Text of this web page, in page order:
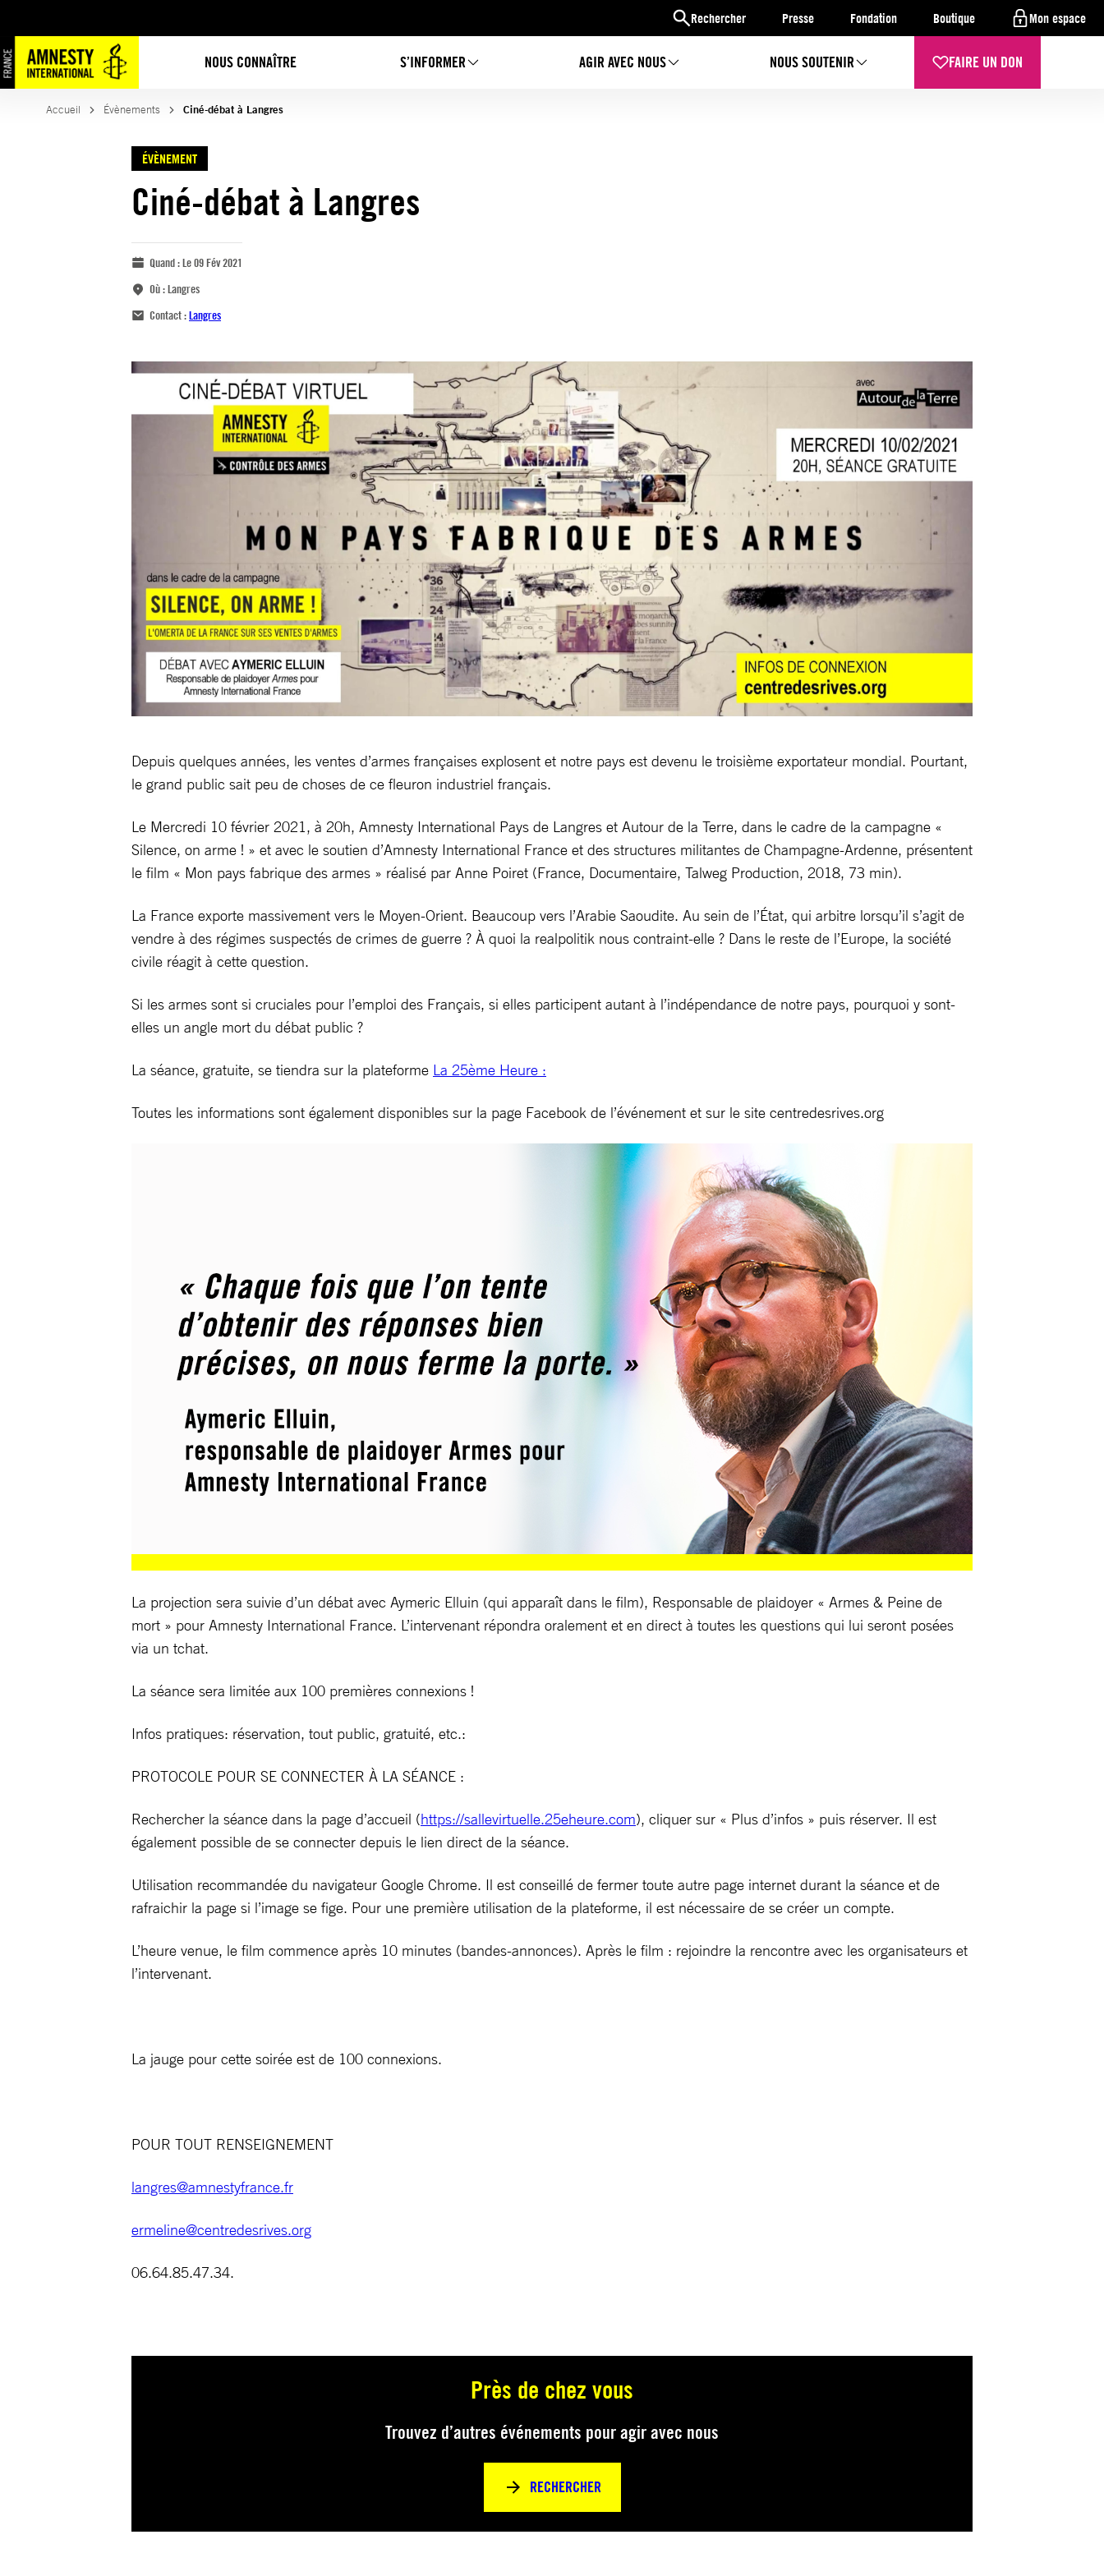
Rechercher Presse Fondation Boutique Mon espace
NOUS CONNAÎTRE S’INFORMER AGIR AVEC NOUS NOUS SOUTENIR FAIRE UN DON
Accueil Évènements Ciné-débat à Langres
ÉVÈNEMENT
Ciné-débat à Langres
Quand :Le 09 Fév 2021
Où :Langres
Contact :Langres
Depuis quelques années, les ventes d’armes françaises explosent et notre pays est devenu le troisième exportateur mondial. Pourtant,
le grand public sait peu de choses de ce fleuron industriel français.
Le Mercredi 10 février 2021, à 20h, Amnesty International Pays de Langres et Autour de la Terre, dans le cadre de la campagne «
Silence, on arme ! » et avec le soutien d’Amnesty International France et des structures militantes de Champagne-Ardenne, présentent
le film « Mon pays fabrique des armes » réalisé par Anne Poiret (France, Documentaire, Talweg Production, 2018, 73 min).
La France exporte massivement vers le Moyen-Orient. Beaucoup vers l’Arabie Saoudite. Au sein de l’État, qui arbitre lorsqu’il s’agit de
vendre à des régimes suspectés de crimes de guerre ? À quoi la realpolitik nous contraint-elle ? Dans le reste de l’Europe, la société
civile réagit à cette question.
Si les armes sont si cruciales pour l’emploi des Français, si elles participent autant à l’indépendance de notre pays, pourquoi y sont-
elles un angle mort du débat public ?
La séance, gratuite, se tiendra sur la plateforme La 25ème Heure :
Toutes les informations sont également disponibles sur la page Facebook de l’événement et sur le site centredesrives.org
La projection sera suivie d’un débat avec Aymeric Elluin (qui apparaît dans le film), Responsable de plaidoyer « Armes & Peine de
mort » pour Amnesty International France. L’intervenant répondra oralement et en direct à toutes les questions qui lui seront posées
via un tchat.
La séance sera limitée aux 100 premières connexions !
Infos pratiques: réservation, tout public, gratuité, etc.:
PROTOCOLE POUR SE CONNECTER À LA SÉANCE :
Rechercher la séance dans la page d’accueil (https://sallevirtuelle.25eheure.com), cliquer sur « Plus d’infos » puis réserver. Il est
également possible de se connecter depuis le lien direct de la séance.
Utilisation recommandée du navigateur Google Chrome. Il est conseillé de fermer toute autre page internet durant la séance et de
rafraichir la page si l’image se fige. Pour une première utilisation de la plateforme, il est nécessaire de se créer un compte.
L’heure venue, le film commence après 10 minutes (bandes-annonces). Après le film : rejoindre la rencontre avec les organisateurs et
l’intervenant.
La jauge pour cette soirée est de 100 connexions.
POUR TOUT RENSEIGNEMENT
langres@amnestyfrance.fr
ermeline@centredesrives.org
06.64.85.47.34.
Près de chez vous
Trouvez d’autres événements pour agir avec nous
RECHERCHER